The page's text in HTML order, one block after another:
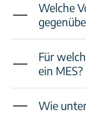
Welche
Für
ein MES?
Wie